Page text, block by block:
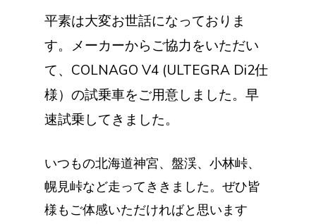
平素は大変お世話になっておりま
す。メーカーからご協力をいただい
て、COLNAGO V4 (ULTEGRA Di2仕
様）の試乗車をご用意しました。早
速試乗してきました。
いつもの北海道神宮、盤渓、小林峠、
幌見峠など走ってききました。ぜひ皆
様もご体感いただければと思います